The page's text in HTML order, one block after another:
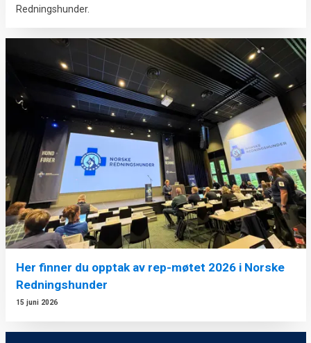
Redningshunder.
Her finner du opptak av rep-møtet 2026 i Norske
Redningshunder
15 juni 2026